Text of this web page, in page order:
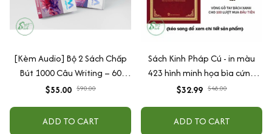
[Kèm Audio] Bộ 2 Sách Chấp
Bút 1000 Câu Writing – 60
Ngày Gieo Trồng Tư Duy
$55.00 $90.00
ADD TO CART
Sách Kinh Pháp Cú - in màu
423 hình minh họa bìa cứng
cao cấp + tặng kèm vòng tay
$32.99 $48.00
ADD TO CART